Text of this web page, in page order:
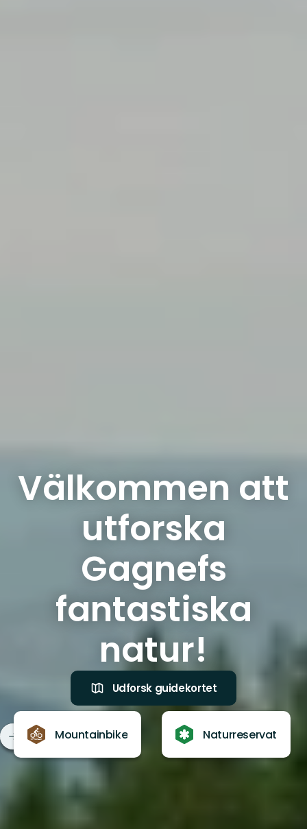
Välkommen att
utforska
Gagnefs
fantastiska
natur!
Udforsk guidekortet
Mountainbike Naturreservat